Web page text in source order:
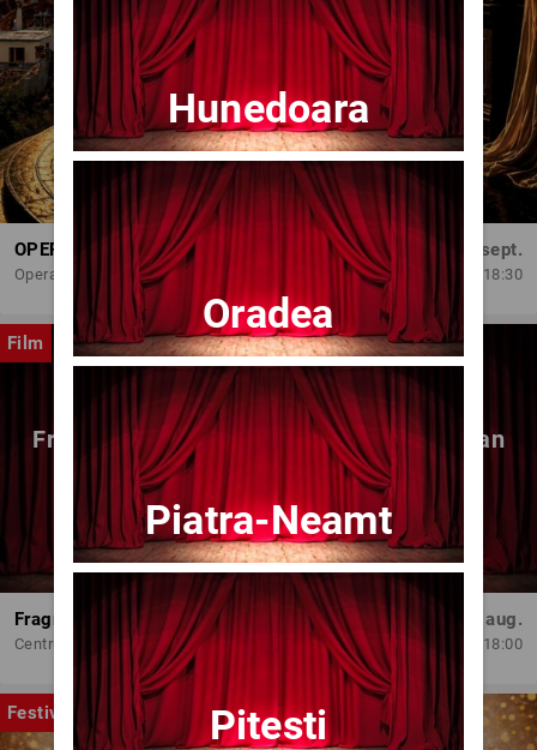
OPERA BRAȘOV ESTIVAL – DANCING SUMMER - SPECTACOL DE BALET
Opera Brasov
Dum, 6 sept.
18:30
Film
Fragmente dintr-un atelier – (regia Bogdan
Mureșanu) – AG
Fragmente dintr-un atelier – (regia Bogdan Mureșanu) – AG
Centrul Internațional de Artă Contemporană - Baia Turcească Iași
Dum, 30 aug.
18:00
Festival
Hunedoara
Oradea
Piatra-Neamt
Pitesti